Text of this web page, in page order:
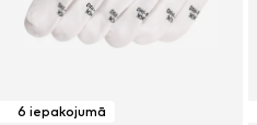
6 iepakojumā